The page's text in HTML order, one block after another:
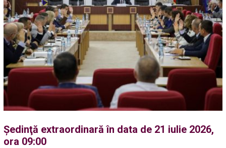
Ședinţă extraordinară în data de 21 iulie 2026,
ora 09:00